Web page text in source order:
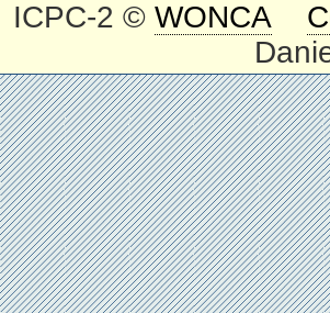
ICPC-2 ©WONCA